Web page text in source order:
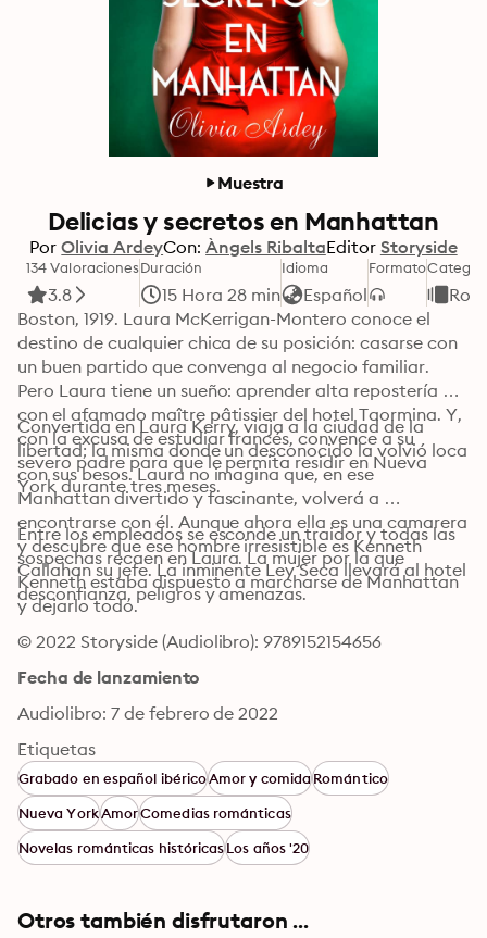
Muestra
Delicias y secretos en Manhattan
Por Olivia ArdeyCon: Àngels RibaltaEditor Storyside
134 Valoraciones
3.8
Duración
15 Hora 28 min
Idioma
Español
Formato
Boston, 1919. Laura McKerrigan-Montero conoce el
destino de cualquier chica de su posición: casarse con
un buen partido que convenga al negocio familiar.
Pero Laura tiene un sueño: aprender alta repostería
con el afamado maître pâtissier del hotel Taormina. Y,
con la excusa de estudiar francés, convence a su
severo padre para que le permita residir en Nueva
York durante tres meses.
Convertida en Laura Kerry, viaja a la ciudad de la
libertad; la misma donde un desconocido la volvió loca
con sus besos. Laura no imagina que, en ese
Manhattan divertido y fascinante, volverá a
encontrarse con él. Aunque ahora ella es una camarera
y descubre que ese hombre irresistible es Kenneth
Callahan su jefe. La inminente Ley Seca llevará al hotel
desconfianza, peligros y amenazas.
Entre los empleados se esconde un traidor y todas las
sospechas recaen en Laura. La mujer por la que
Kenneth estaba dispuesto a marcharse de Manhattan
y dejarlo todo.
© 2022 Storyside (Audiolibro): 9789152154656
Fecha de lanzamiento
Audiolibro: 7 de febrero de 2022
Etiquetas
Grabado en español ibéricoAmor y comidaRomántico
Nueva YorkAmorComedias románticas
Novelas románticas históricasLos años '20
Otros también disfrutaron ...